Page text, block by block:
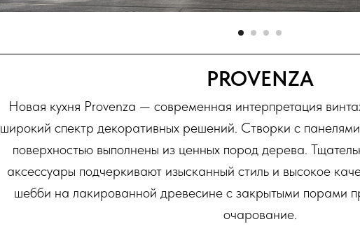
PROVENZA
Новая кухня Provenza — современная интерпретация
широкий спектр декоративных решений. Створки с
поверхностью выполнены из ценных пород дерева.
аксессуары подчеркивают изысканный стиль и высокое
шебби на лакированной древесине с закрытыми порами
очарование.